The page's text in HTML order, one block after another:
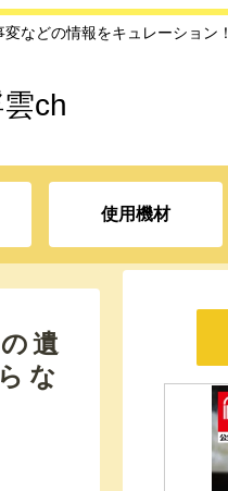
などの情報をキュレーション！
ch
使用機材
遺
な